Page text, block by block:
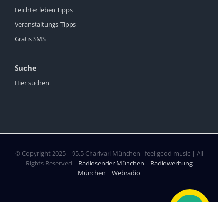
Leichter leben Tipps
Veranstaltungs-Tipps
Gratis SMS
Suche
Hier suchen
© Copyright 2025 | 95.5 Charivari München - feel good music | All
Rights Reserved | Radiosender München | Radiowerbung
München | Webradio